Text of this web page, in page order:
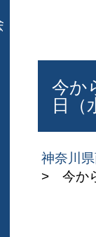
今か
日（
神奈川
> 今か